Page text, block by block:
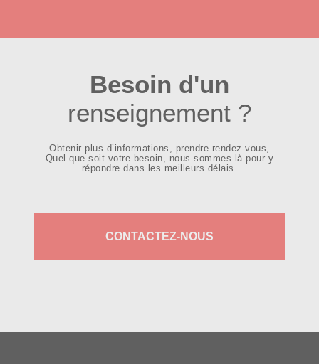
Besoin d'un
renseignement ?
Obtenir plus d’informations, prendre rendez-vous,
Quel que soit votre besoin, nous sommes là pour y
répondre dans les meilleurs délais.
CONTACTEZ-NOUS